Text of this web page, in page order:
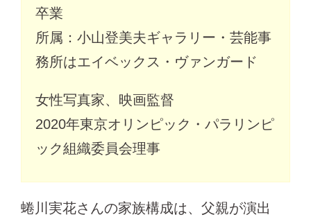
卒業
所属：小山登美夫ギャラリー・芸能事
務所はエイベックス・ヴァンガード
女性写真家、映画監督
2020年東京オリンピック・パラリンピ
ック組織委員会理事
蜷川実花さんの家族構成は、父親が演出